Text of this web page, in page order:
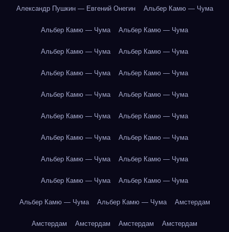
Александр Пушкин — Евгений Онегин Альбер Камю — Чума
Альбер Камю — Чума Альбер Камю — Чума
Альбер Камю — Чума Альбер Камю — Чума
Альбер Камю — Чума Альбер Камю — Чума
Альбер Камю — Чума Альбер Камю — Чума
Альбер Камю — Чума Альбер Камю — Чума
Альбер Камю — Чума Альбер Камю — Чума
Альбер Камю — Чума Альбер Камю — Чума
Альбер Камю — Чума Альбер Камю — Чума
Альбер Камю — Чума Альбер Камю — Чума Амстердам
Амстердам Амстердам Амстердам Амстердам